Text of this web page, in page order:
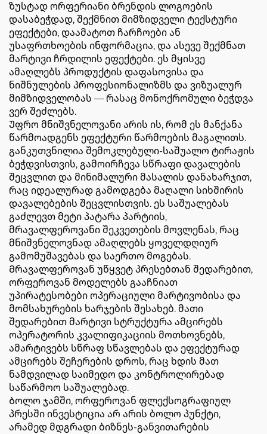
ზუსტად ორფერიანი ბრენდის ლოგოების
დასაბეჭდად, შექმნით მიმზიდველი ტექსტური
ეფექტები, დაამატოთ ჩარჩოები ან
უსაფრთხოების ინფორმაცია, და ასევე შექმნათ
მარტივი ჩრდილის ეფექტები. ეს მყისვე
ამაღლებს პროდუქტის დაფასოვისა და
ნიშნულების პროფესიონალიზმს და ვიზუალურ
მიმზიდველობას — რასაც მონოქრომული ბეჭდვა
ვერ შეძლებს.
Უფრო მნიშვნელოვანი არის ის, რომ ეს მანქანა
წარმოადგენს ეფექტური წარმოების მაგალითს.
განკუთვნილია შემოკლებული-საშუალო ტირაჟის
ბეჭდვისთვის, გამოირჩევა სწრაფი დავალების
შეცვლით და მინიმალური მასალის დანახარჯით,
რაც იდეალურად გამოდგება მაღალი სიხშირის
დავალებების შეცვლისთვის. ეს საშუალებას
გაძლევთ მეტი პატარა პარტიის,
მრავალფეროვანი შეკვეთების მოვლენას, რაც
მნიშვნელოვნად ამაღლებს ყოველდღიურ
გამომუშავებას და საერთო მოგებას.
Მრავალფეროვან უწყვეტ პრესებთან შედარებით,
ორფეროვან მოდელებს გააჩნიათ
უპირატესობები ოპერაციული მარტივობისა და
მომსახურების ხარჯების შესახებ. მათი
შედარებით მარტივი სტრუქტურა ამცირებს
ოპერატორის კვალიფიკაციის მოთხოვნებს,
ამარტივებს სწრაფ სწავლებას და ეფექტურად
ამცირებს შეჩერების დროს, რაც ხდის მათ
ნამდვილად საიმედო და კონტროლირებად
საწარმოო საშუალებად.
Ბოლო ჯამში, ორფეროვან ფლექსოგრაფიულ
პრესში ინვესტიცია არ არის ბოლო პუნქტი,
არამედ მდგრადი ბიზნეს-განვითარების